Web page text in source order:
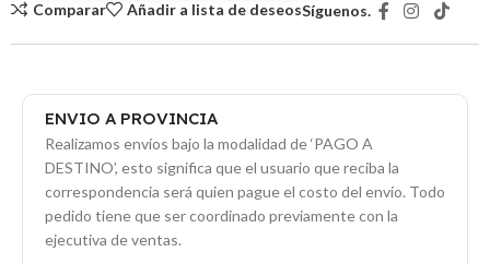
Comparar Añadir a lista de deseosSíguenos.
ENVIO A PROVINCIA
Realizamos envíos bajo la modalidad de ‘PAGO A
DESTINO’, esto significa que el usuario que reciba la
correspondencia será quien pague el costo del envío. Todo
pedido tiene que ser coordinado previamente con la
ejecutiva de ventas.